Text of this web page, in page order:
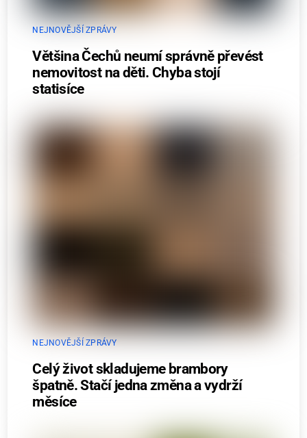
NEJNOVĚJŠÍ ZPRÁVY
Většina Čechů neumí správně převést
nemovitost na děti. Chyba stojí
statisíce
NEJNOVĚJŠÍ ZPRÁVY
Celý život skladujeme brambory
špatně. Stačí jedna změna a vydrží
měsíce